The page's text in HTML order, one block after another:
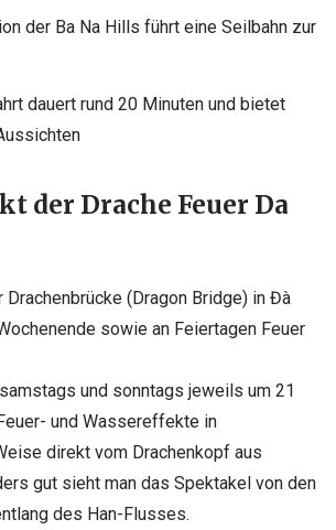
der Ba Na Hills führt eine Seilbahn zur
dauert rund 20 Minuten und bietet
der Drache Feuer Da
Drachenbrücke (Dragon Bridge) in Đà
sowie an Feiertagen Feuer
und sonntags jeweils um 21
und Wassereffekte in
direkt vom Drachenkopf aus
gut sieht man das Spektakel von den
des Han-Flusses.